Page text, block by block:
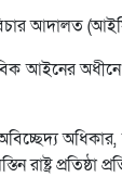
আদালত
আইনের অধীনে
রাষ্ট্র প্রতিষ্ঠা